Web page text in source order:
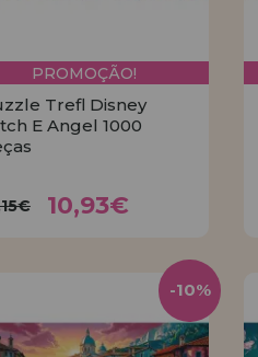
PROMOÇÃO!
Trefl Disney
E Angel 1000
10,93€
-10%